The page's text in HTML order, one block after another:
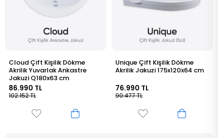
Unique Çift Kişilik Dökme
Akrilik Jakuzi 175x120x64 cm
76.990 TL
90.477 TL
Grace Çift Kişilik Oval Köşe
Dökme Akrilik Jakuzi
64.990 TL
76.365 TL